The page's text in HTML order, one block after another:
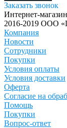
Заказать звонок
Интернет-
2016-2019 ООО
Компания
Новости
Сотрудники
Покупки
Условия оплаты
Условия доставки
Оферта
Согласие на
Помощь
Покупки
Вопрос-ответ